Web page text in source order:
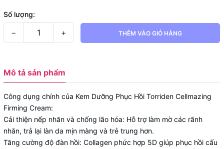
Số lượng:
− + THÊM VÀO GIỎ HÀNG
Mô tả sản phẩm
Công dụng chính của Kem Dưỡng Phục Hồi Torriden Cellmazing
Firming Cream:
Cải thiện nếp nhăn và chống lão hóa: Hỗ trợ làm mờ các rãnh
nhăn, trả lại làn da mịn màng và trẻ trung hơn.
Tăng cường độ đàn hồi: Collagen phức hợp 5D giúp phục hồi cấu